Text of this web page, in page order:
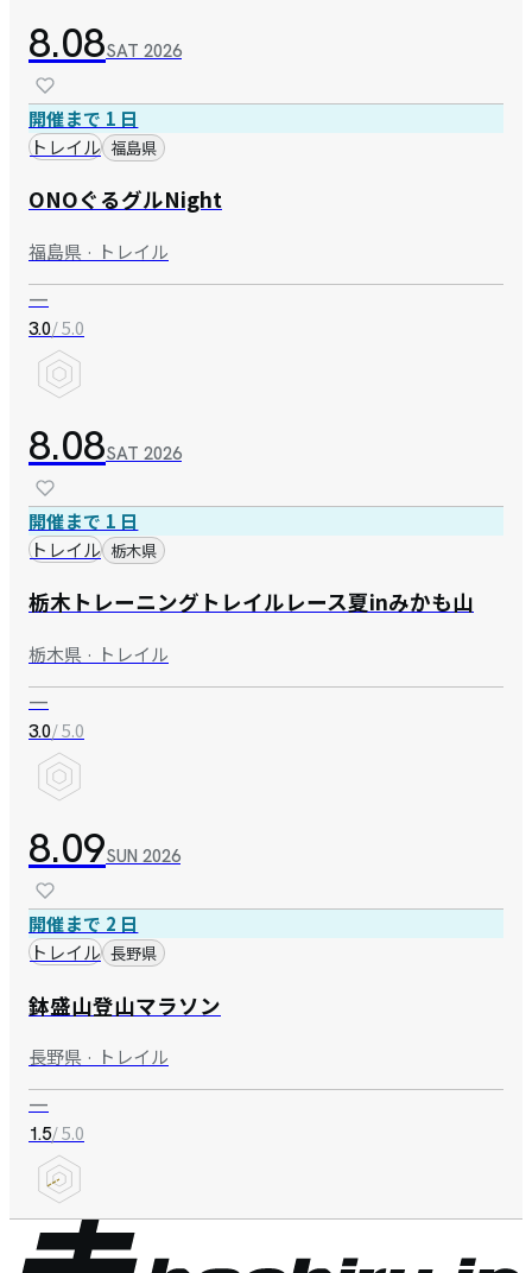
8.08SAT 2026
開催まで 1 日
トレイル 福島県
ONOぐるグルNight
福島県 · トレイル
—
3.0/ 5.0
8.08SAT 2026
開催まで 1 日
トレイル 栃木県
栃木トレーニングトレイルレース夏inみかも山
栃木県 · トレイル
—
3.0/ 5.0
8.09SUN 2026
開催まで 2 日
トレイル 長野県
鉢盛山登山マラソン
長野県 · トレイル
—
1.5/ 5.0